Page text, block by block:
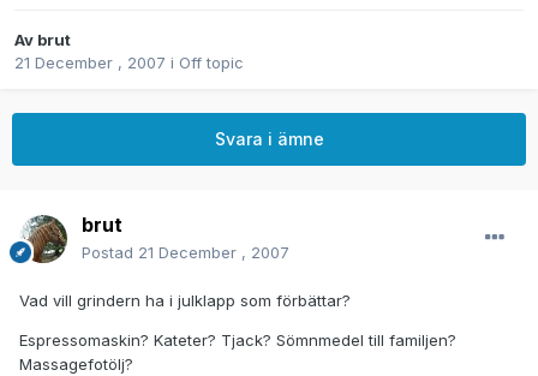
Av brut
21 December , 2007 i Off topic
Svara i ämne
brut
Postad 21 December , 2007
Vad vill grindern ha i julklapp som förbättar?
Espressomaskin? Kateter? Tjack? Sömnmedel till familjen?
Massagefotölj?